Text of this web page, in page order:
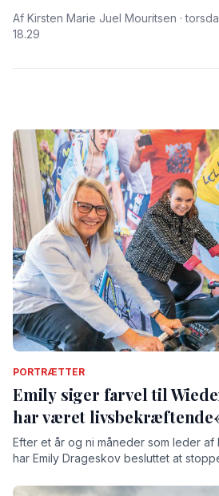
Af Kirsten Marie Juel Mouritsen ·
18.29
PORTRÆTTER
Emily siger farvel til
har været
Efter et år og ni måneder som leder af
har Emily Drageskov besluttet at
givet hende både store oplevelser